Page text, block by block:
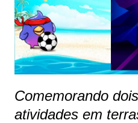
Comemorando
atividades em